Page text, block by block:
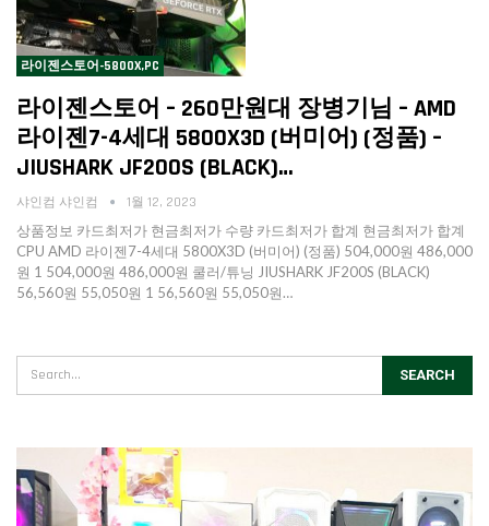
라이젠스토어-5800X,PC
라이젠스토어 – 260만원대 장병기님 – AMD
라이젠7-4세대 5800X3D (버미어) (정품) –
JIUSHARK JF200S (BLACK)…
샤인컴 샤인컴 1월 12, 2023
상품정보 카드최저가 현금최저가 수량 카드최저가 합계 현금최저가 합계
CPU AMD 라이젠7-4세대 5800X3D (버미어) (정품) 504,000원 486,000
원 1 504,000원 486,000원 쿨러/튜닝 JIUSHARK JF200S (BLACK)
56,560원 55,050원 1 56,560원 55,050원…